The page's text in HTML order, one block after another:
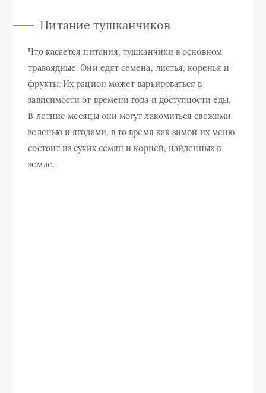
Питание тушканчиков
Что касается питания, тушканчики в основном
травоядные. Они едят семена, листья, коренья и
фрукты. Их рацион может варьироваться в
зависимости от времени года и доступности еды.
В летние месяцы они могут лакомиться свежими
зеленью и ягодами, в то время как зимой их меню
состоит из сухих семян и корней, найденных в
земле.